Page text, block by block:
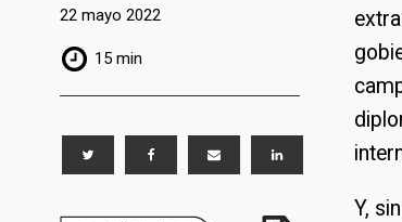
22 mayo 2022
15 min
Y,